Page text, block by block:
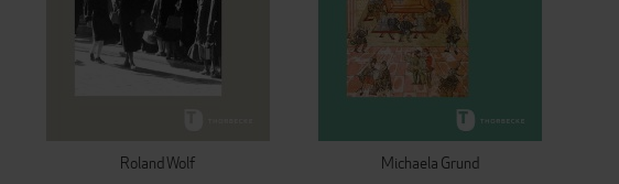
Roland Wolf Michaela Grund